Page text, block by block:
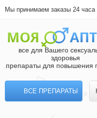
Мы принимаем заказы 24 часа
все для Вашего
здоровья
препараты для повышения
ВСЕ ПРЕПАРАТЫ